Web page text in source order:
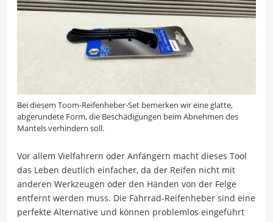
Bei diesem Toom-Reifenheber-Set bemerken wir eine glatte,
abgerundete Form, die Beschädigungen beim Abnehmen des
Mantels verhindern soll.
Vor allem Vielfahrern oder Anfängern macht dieses Tool
das Leben deutlich einfacher, da der Reifen nicht mit
anderen Werkzeugen oder den Händen von der Felge
entfernt werden muss. Die Fahrrad-Reifenheber sind eine
perfekte Alternative und können problemlos eingeführt